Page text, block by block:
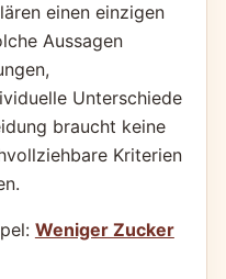
einen einzigen
Aussagen
Unterschiede
braucht keine
Kriterien
Weniger Zucker